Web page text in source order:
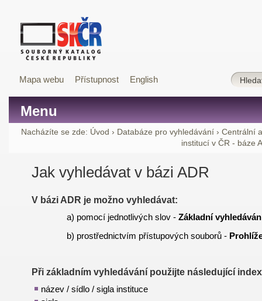
Mapa webu Přístupnost English
Menu
Nacházíte se zde: Úvod › Databáze pro vyhledávání › Centrální
institucí v ČR - báze
Jak vyhledávat v bázi ADR
V bázi ADR je možno vyhledávat:
a) pomocí jednotlivých slov -Základní
b) prostřednictvím přístupových souborů -
Při základním vyhledávání použijte následující
název / sídlo / sigla instituce